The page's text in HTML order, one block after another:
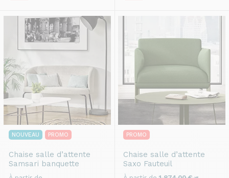
NOUVEAU PROMO
Chaise salle d’attente
Samsari banquette
PROMO
Chaise salle d’attente
Saxo Fauteuil